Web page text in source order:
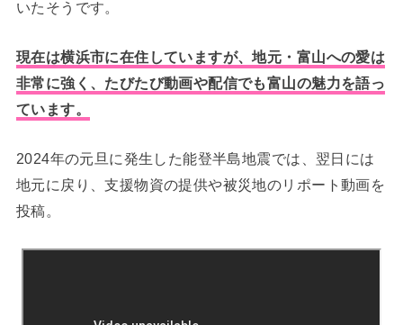
いたそうです。
現在は横浜市に在住していますが、地元・富山への愛は
非常に強く、たびたび動画や配信でも富山の魅力を語っ
ています。
2024年の元旦に発生した能登半島地震では、翌日には
地元に戻り、支援物資の提供や被災地のリポート動画を
投稿。